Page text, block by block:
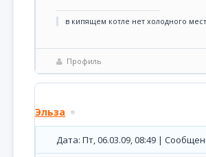
в кипящем котле нет холодного
Профиль
Эльза
Дата: Пт, 06.03.09, 08:49 |